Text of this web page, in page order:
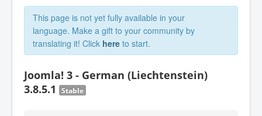
This page is not yet fully available in your
language. Make a gift to your community by
translating it! Click here to start.
Joomla! 3 - German (Liechtenstein)
3.8.5.1
Stable